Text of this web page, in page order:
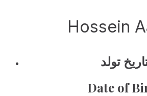
Hossein
تولد
Date of